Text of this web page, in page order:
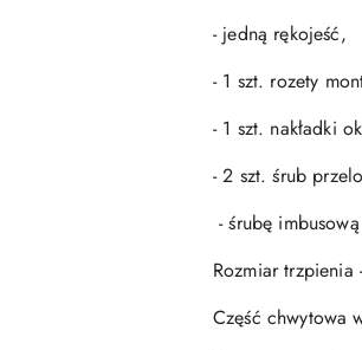
- jedną rękojeść,
- 1 szt. rozety
- 1 szt. nakładki
- 2 szt. śrub
- śrubę
Rozmiar trzpienia
Część chwytowa